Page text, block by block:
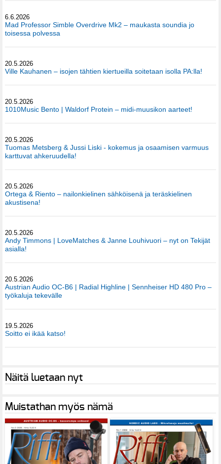
6.6.2026
Mad Professor Simble Overdrive Mk2 – maukasta soundia jo
toisessa polvessa
20.5.2026
Ville Kauhanen – isojen tähtien kiertueilla soitetaan isolla PA:lla!
20.5.2026
1010Music Bento | Waldorf Protein – midi-muusikon aarteet!
20.5.2026
Tuomas Metsberg & Jussi Liski - kokemus ja osaamisen varmuus
karttuvat ahkeruudella!
20.5.2026
Ortega & Riento – nailonkielinen sähköisenä ja teräskielinen
akustisena!
20.5.2026
Andy Timmons | LoveMatches & Janne Louhivuori – nyt on Tekijät
asialla!
20.5.2026
Austrian Audio OC-B6 | Radial Highline | Sennheiser HD 480 Pro –
työkaluja tekevälle
19.5.2026
Soitto ei ikää katso!
Näitä luetaan nyt
Muistathan myös nämä